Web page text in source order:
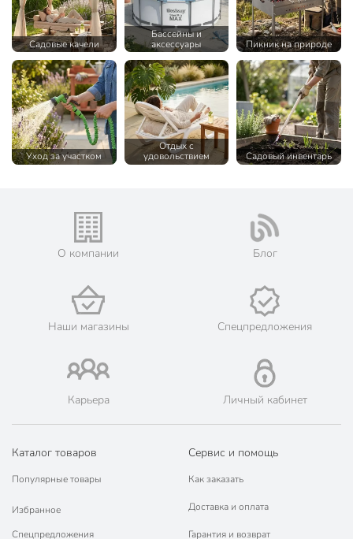
Садовые качели
Бассейны и
аксессуары
Пикник на природе
Уход за участком
Отдых с
удовольствием
Садовый инвентарь
О компании Блог
Наши магазины Спецпредложения
Карьера Личный кабинет
Каталог товаров
Популярные товары
Избранное
Спецпредложения
Сервис и помощь
Как заказать
Доставка и оплата
Гарантия и возврат